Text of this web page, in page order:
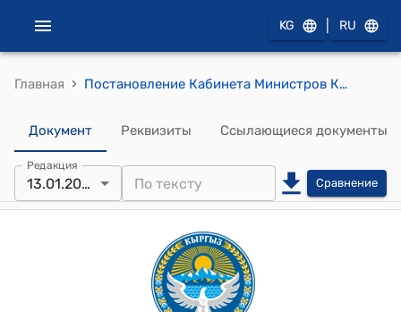
KG RU
Главная › Постановление Кабинета Министров КР от 13 января 2026 года № 2 "О внесении изменений в постановление Кабинета Министров Кыргызской Республики "Об утверждении Положения о порядке проведения внутреннего квалификационного отбора кандидатов от Кыргызской Республики для участия в конкурсе на замещение вакантной должности должностного лица и сотрудников в департаментах Евразийской экономической комиссии" от 14 августа 2023 года № 414"
Документ Реквизиты Ссылающиеся документы
Редакция
13.01.2026 Сравнение